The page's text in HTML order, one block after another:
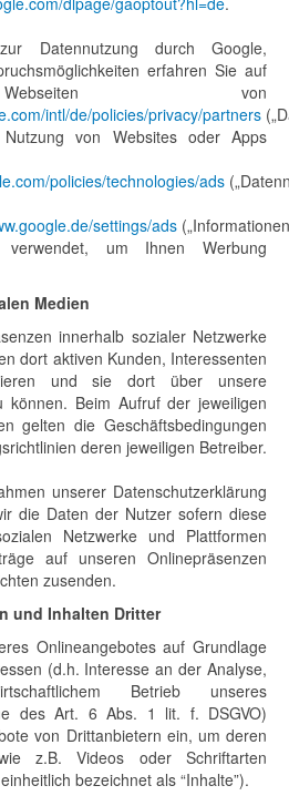
Datennutzung durch Google,
erfahren Sie auf
von
intl/de/policies/privacy/partners
von Websites oder Apps
policies/technologies/ads
settings/ads („Informationen
um Ihnen Werbung
Medien
innerhalb sozialer Netzwerke
dort aktiven Kunden, Interessenten
und sie dort über unsere
können. Beim Aufruf der jeweiligen
gelten die Geschäftsbedingungen
deren jeweiligen Betreiber.
unserer Datenschutzerklärung
die Daten der Nutzer sofern diese
Netzwerke und Plattformen
auf unseren Onlinepräsenzen
zusenden.
und Inhalten Dritter
Onlineangebotes auf Grundlage
(d.h. Interesse an der Analyse,
Betrieb unseres
des Art. 6 Abs. 1 lit. f. DSGVO)
von Drittanbietern ein, um deren
z.B. Videos oder Schriftarten
bezeichnet als “Inhalte”).